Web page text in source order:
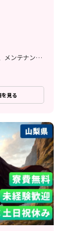
検査、組立・組付け、クリーンルーム、メンテナンス・保全、座り作業、立ち作業
見る